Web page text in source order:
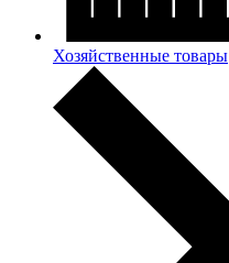
Хозяйственные товары